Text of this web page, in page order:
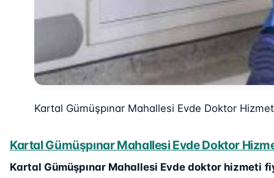
Kartal Gümüşpınar Mahallesi Evde Doktor
Kartal Gümüşpınar Mahallesi Evde Doktor
Kartal Gümüşpınar Mahallesi Evde doktor hizmeti